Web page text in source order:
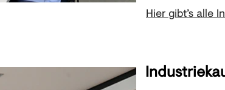
Hier gibt’s alle